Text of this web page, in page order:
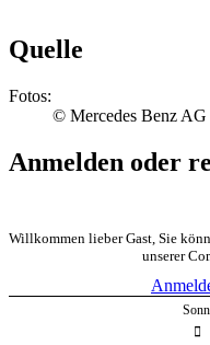
Quelle
Fotos:
© Mercedes Benz
Anmelden oder
Willkommen lieber Gast, Sie
unserer